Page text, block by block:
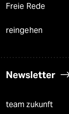
Freie Rede
reingehen
Newsletter
team zukunft